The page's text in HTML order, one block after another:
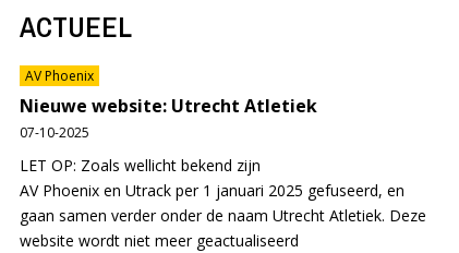
ACTUEEL
AV Phoenix
Nieuwe website: Utrecht Atletiek
07-10-2025
LET OP: Zoals wellicht bekend zijn
AV Phoenix en Utrack per 1 januari 2025 gefuseerd, en
gaan samen verder onder de naam Utrecht Atletiek. Deze
website wordt niet meer geactualiseerd